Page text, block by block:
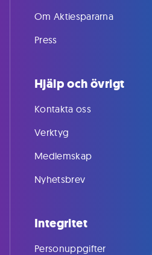
Om Aktiespararna
Press
Hjälp och övrigt
Kontakta oss
Verktyg
Medlemskap
Nyhetsbrev
Integritet
Personuppgifter